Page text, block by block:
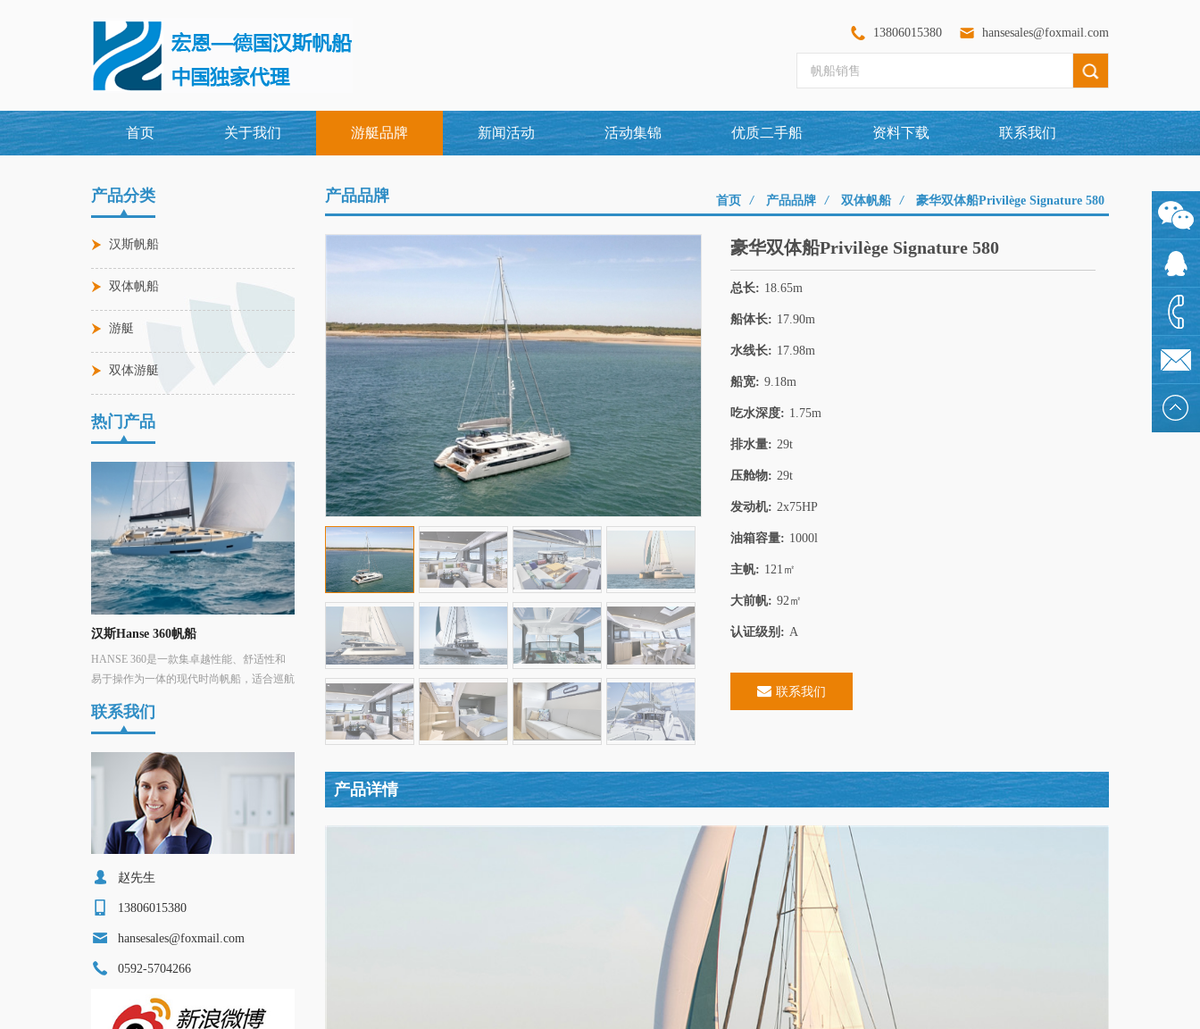
13806015380 hansesales@foxmail.com
首页 关于我们 游艇品牌 新闻活动 活动集锦 优质二手船 资料下载 联系我们
产品分类
汉斯帆船
双体帆船
游艇
双体游艇
热门产品
汉斯Hanse 460进口帆船
汉斯Hanse 460帆船——一眼便爱上了！彻
底创新，灵活而宽敞。 新款汉斯Hanse 460
穆迪Moody DS48豪华帆船
Moody DS48是一艘纯粹的豪华游艇，集传
统航海工艺和现代舒适于一身。其无缝整合
的甲板客厅提供了令人惊叹的360度全景视
野，宽敞的前舱拥有宏伟船主套房及两间客
舱，每间都设有私人浴室和独立淋浴间。游
采用运动型装�
FJORD 53XL豪华游艇
FJORD 53XL豪华游艇：时尚与性能的完美
结合，为您带来极致的航海体验。
全新Hanse 461全能巡航帆船，续写
舒适，近海休闲与跨洋远航兼顾的 46 尺全
联系我们
赵先生
13806015380
hansesales@foxmail.com
0592-5704266
产品品牌 首页 / 产品品牌 / 双体帆船 / 豪华双体船Privilège Signature 580
豪华双体船Privilège Signature 580
总长: 18.65m
船体长: 17.90m
水线长: 17.98m
船宽: 9.18m
吃水深度: 1.75m
排水量: 29t
压舱物: 29t
发动机: 2x75HP
油箱容量: 1000l
主帆: 121㎡
大前帆: 92㎡
认证级别: A
联系我们
产品详情